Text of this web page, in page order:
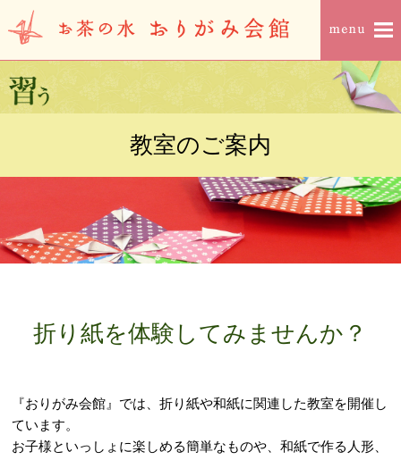
教室のご案内
折り紙を体験してみませんか？
『おりがみ会館』では、折り紙や和紙に関連した教室を開催し
ています。
お子様といっしょに楽しめる簡単なものや、和紙で作る人形、